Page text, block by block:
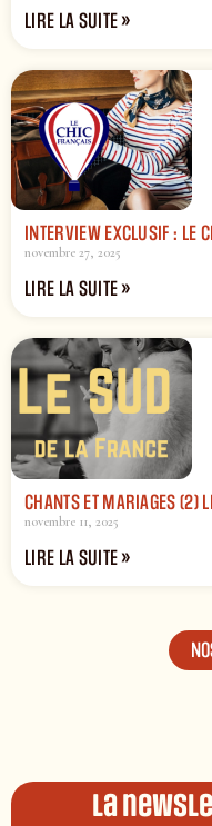
LIRE LA SUITE »
INTERVIEW EXCLUSIF : LE
novembre 27, 2025
LIRE LA SUITE »
CHANTS ET MARIAGES (2)
novembre 11, 2025
LIRE LA SUITE »
La